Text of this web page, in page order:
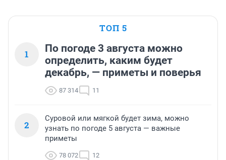
ТОП 5
1
По погоде 3 августа можно
определить, каким будет
декабрь, — приметы и поверья
87 314 11
2
Суровой или мягкой будет зима, можно
узнать по погоде 5 августа — важные
приметы
78 072 12